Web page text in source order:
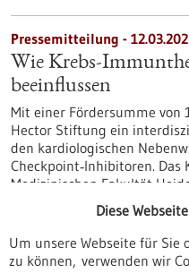
Pressemitteilung -
Wie Krebs-
beeinflussen
Mit einer Fördersumme von
Hector Stiftung ein
den kardiologischen
Checkpoint‑Inhibitoren.
Medizinischen Fakultät
Delbrück Zentrum in Berlin
Schleswig-Holstein
Krebstherapeutika das
erhöhen können.
Diese
Um unsere Webseite für
zu können, verwenden wir